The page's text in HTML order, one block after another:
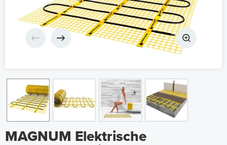
MAGNUM Elektrische